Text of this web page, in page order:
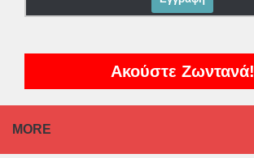
Ακούστε Ζωντανά!
MORE